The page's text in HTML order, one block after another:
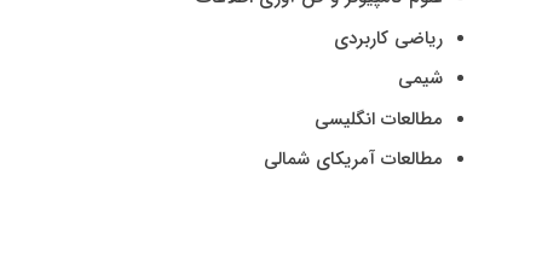
ریاضی کاربردی
شیمی
مطالعات انگلیسی
مطالعات آمریکای شمالی